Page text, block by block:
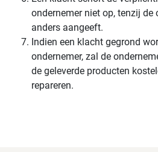
ondernemer niet op, tenzij
anders aangeeft.
Indien een klacht gegrond
ondernemer, zal de
de geleverde producten
repareren.